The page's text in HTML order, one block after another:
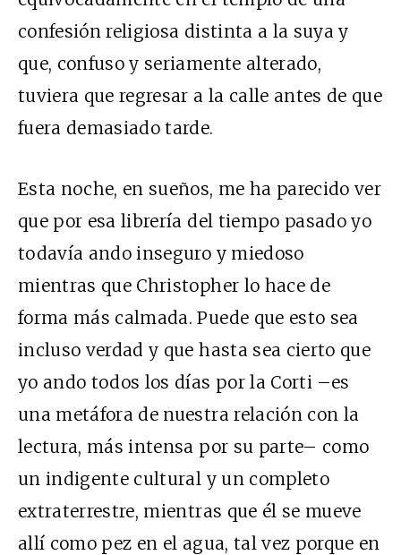
confesión religiosa distinta a la suya y
que, confuso y seriamente alterado,
tuviera que regresar a la calle antes de que
fuera demasiado tarde.
Esta noche, en sueños, me ha parecido ver
que por esa librería del tiempo pasado yo
todavía ando inseguro y miedoso
mientras que Christopher lo hace de
forma más calmada. Puede que esto sea
incluso verdad y que hasta sea cierto que
yo ando todos los días por la Corti –es
una metáfora de nuestra relación con la
lectura, más intensa por su parte– como
un indigente cultural y un completo
extraterrestre, mientras que él se mueve
allí como pez en el agua, tal vez porque en